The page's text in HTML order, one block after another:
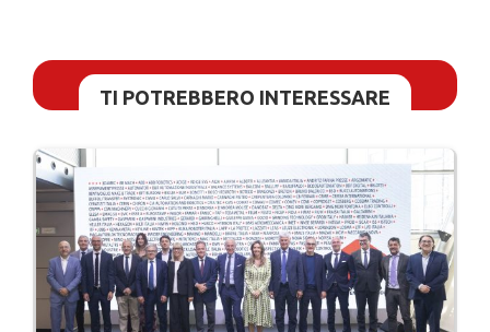
TI POTREBBERO INTERESSARE